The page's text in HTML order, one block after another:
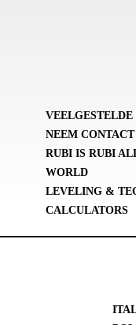
NEEM
RUBI IS RUBI
WORLD
LEVELING &
CALCULATORS